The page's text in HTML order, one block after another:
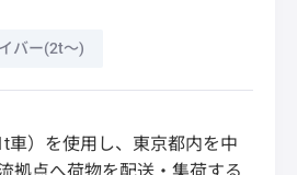
バー(2t～)
車）を使用し、東京都内を中